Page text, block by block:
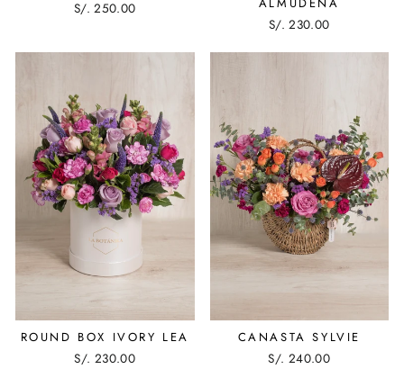
S/. 250.00
S/. 230.00
ROUND BOX IVORY LEA
S/. 230.00
CANASTA SYLVIE
S/. 240.00